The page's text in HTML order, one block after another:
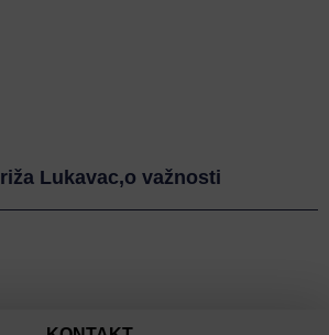
Lukavac,o važnosti